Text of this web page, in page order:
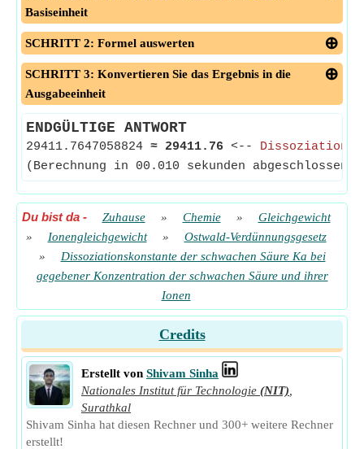
Basiseinheit
SCHRITT 2: Formel auswerten
SCHRITT 3: Konvertieren Sie das Ergebnis in die
Ausgabeeinheit
ENDGÜLTIGE ANTWORT
29411.7647058824 ≈ 29411.76 <--
(Berechnung in 00.010 sekunden abgeschlossen)
Du bist da- Zuhause » Chemie »
Gleichgewicht
»
Ionengleichgewicht »
Ostwald-Verdünnungsgesetz
»
Dissoziationskonstante der schwachen Säure Ka bei
gegebener Konzentration der schwachen Säure und ihrer
Ionen
Credits
Erstellt von Shivam Sinha
Nationales Institut für Technologie (NIT)
Surathkal
Shivam Sinha hat diesen Rechner und 300+ weitere Rechner
erstellt!